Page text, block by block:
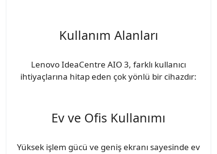
Kullanım Alanları
Lenovo IdeaCentre AIO 3, farklı kullanıcı
ihtiyaçlarına hitap eden çok yönlü bir cihazdır:
Ev ve Ofis Kullanımı
Yüksek işlem gücü ve geniş ekranı sayesinde ev